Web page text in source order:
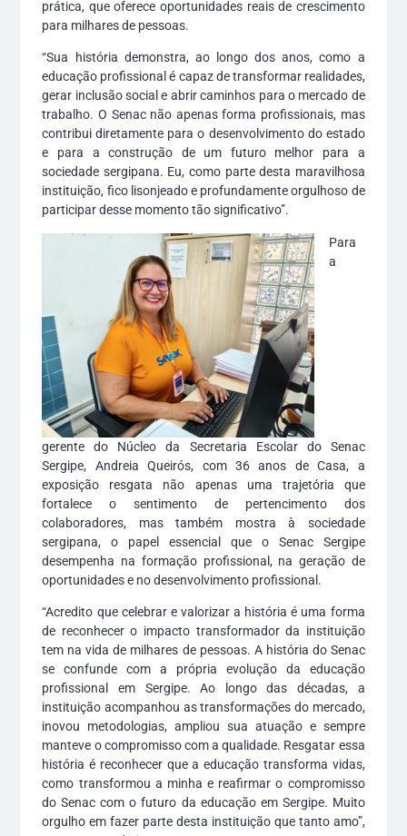
prática, que oferece oportunidades reais de crescimento
para milhares de pessoas.
“Sua história demonstra, ao longo dos anos, como a
educação profissional é capaz de transformar realidades,
gerar inclusão social e abrir caminhos para o mercado de
trabalho. O Senac não apenas forma profissionais, mas
contribui diretamente para o desenvolvimento do estado
e para a construção de um futuro melhor para a
sociedade sergipana. Eu, como parte desta maravilhosa
instituição, fico lisonjeado e profundamente orgulhoso de
participar desse momento tão significativo”.
Para
a
gerente do Núcleo da Secretaria Escolar do Senac
Sergipe, Andreia Queirós, com 36 anos de Casa, a
exposição resgata não apenas uma trajetória que
fortalece o sentimento de pertencimento dos
colaboradores, mas também mostra à sociedade
sergipana, o papel essencial que o Senac Sergipe
desempenha na formação profissional, na geração de
oportunidades e no desenvolvimento profissional.
“Acredito que celebrar e valorizar a história é uma forma
de reconhecer o impacto transformador da instituição
tem na vida de milhares de pessoas. A história do Senac
se confunde com a própria evolução da educação
profissional em Sergipe. Ao longo das décadas, a
instituição acompanhou as transformações do mercado,
inovou metodologias, ampliou sua atuação e sempre
manteve o compromisso com a qualidade. Resgatar essa
história é reconhecer que a educação transforma vidas,
como transformou a minha e reafirmar o compromisso
do Senac com o futuro da educação em Sergipe. Muito
orgulho em fazer parte desta instituição que tanto amo”,